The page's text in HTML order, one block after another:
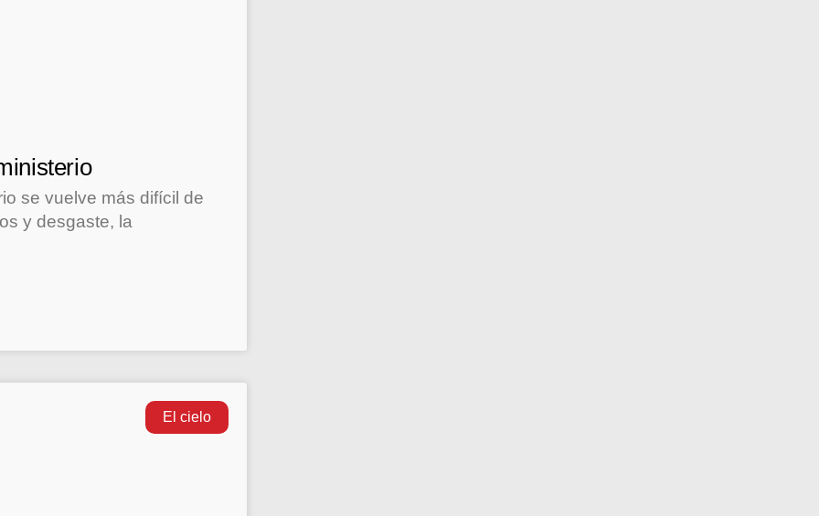
se vuelve más difícil de
y desgaste, la
El cielo